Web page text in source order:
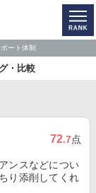
ート体制
・比較
72.7点
ンスなどについ
り添削してくれ